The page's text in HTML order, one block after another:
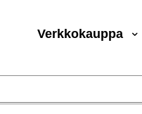
Verkkokauppa